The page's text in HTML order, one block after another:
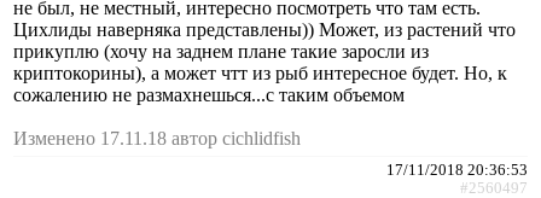
не был, не местный, интересно посмотреть что там есть.
Цихлиды наверняка представлены)) Может, из растений что
прикуплю (хочу на заднем плане такие заросли из
криптокорины), а может чтт из рыб интересное будет. Но, к
сожалению не размахнешься...с таким объемом
Изменено 17.11.18 автор cichlidfish
17/11/2018 20:36:53
#2560497